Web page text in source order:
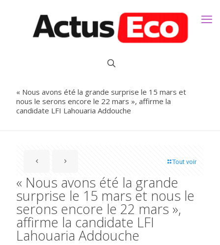
« Nous avons été la grande surprise le 15 mars et
nous le serons encore le 22 mars », affirme la
candidate LFI Lahouaria Addouche
Tout voir
« Nous avons été la grande
surprise le 15 mars et nous le
serons encore le 22 mars »,
affirme la candidate LFI
Lahouaria Addouche